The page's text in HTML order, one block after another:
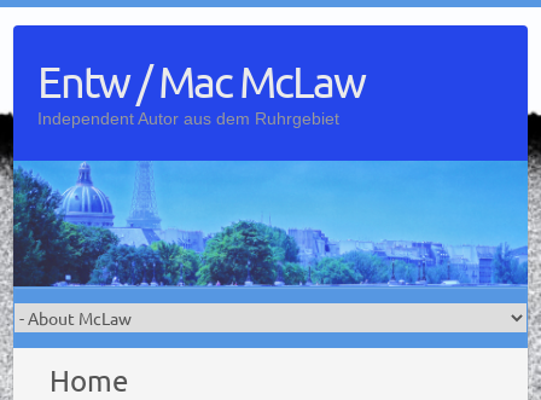
contentEntw / Mac McLaw
Independent Autor aus dem Ruhrgebiet
Home